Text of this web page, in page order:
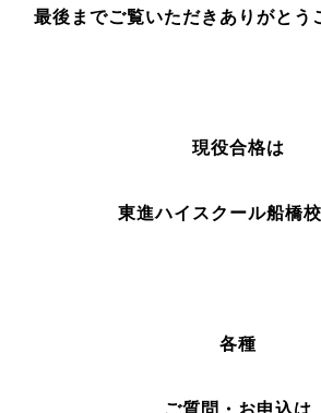
最後までご覧いただきありがとう
現役合格は
東進ハイスクール船橋校
各種
ご質問・お申込は